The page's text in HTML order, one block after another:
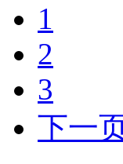
1
2
3
下一